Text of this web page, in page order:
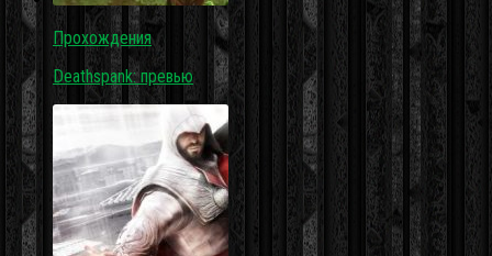
Прохождения
Deathspank: превью